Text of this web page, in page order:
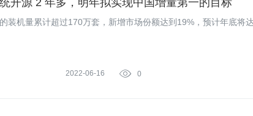
开源 2 年多，明年拟实现中国增量第一的目标
装机量累计超过170万套，新增市场份额达到19%，预计年底将
2022-06-16  0